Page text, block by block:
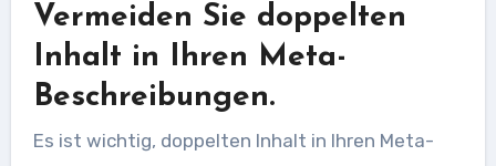
Vermeiden Sie doppelten
Inhalt in Ihren Meta-
Beschreibungen.
Es ist wichtig, doppelten Inhalt in Ihren Meta-